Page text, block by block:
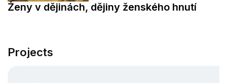
Ženy v dějinách, dějiny ženského hnutí
Projects